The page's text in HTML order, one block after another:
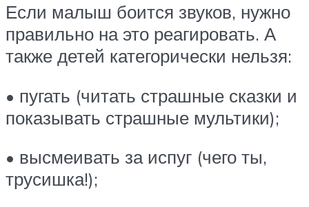
Если малыш боится звуков, нужно
правильно на это реагировать. А
также детей категорически нельзя:
• пугать (читать страшные сказки и
показывать страшные мультики);
• высмеивать за испуг (чего ты,
трусишка!);